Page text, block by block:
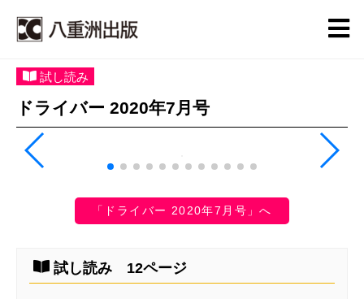
試し読み
ドライバー 2020年7月号
「ドライバー 2020年7月号」へ
試し読み 12ページ